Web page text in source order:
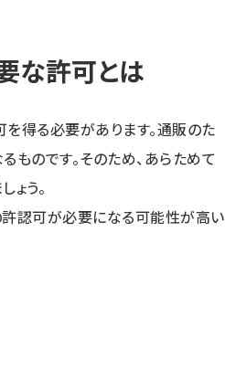
な許可とは
得る必要があります。通販のた
のです。そのため、あらためて
う。
認可が必要になる可能性が高い